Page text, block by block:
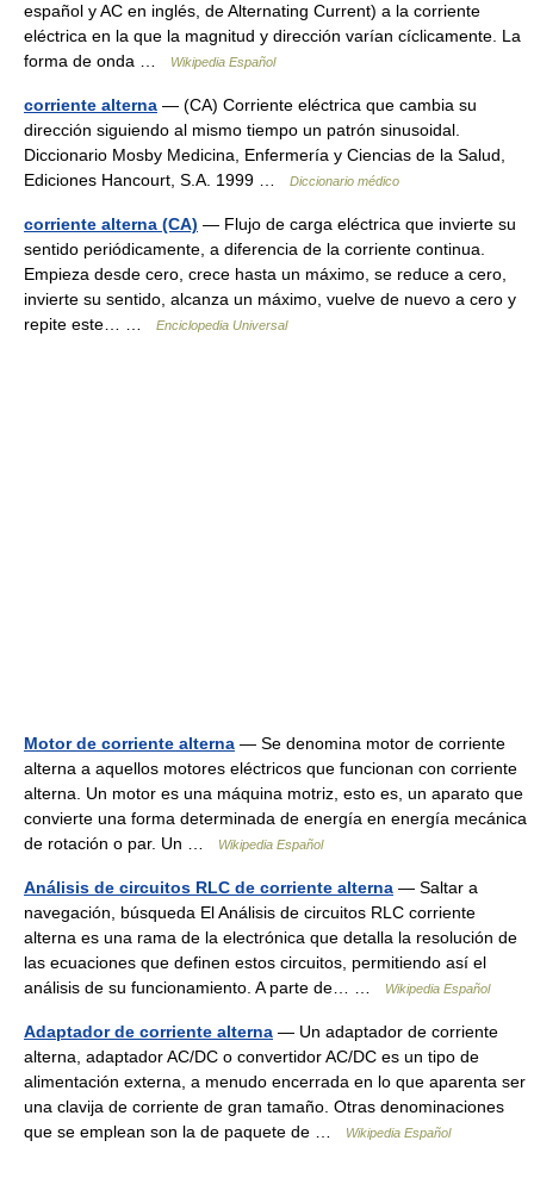
español y AC en inglés, de Alternating Current) a la corriente
eléctrica en la que la magnitud y dirección varían cíclicamente. La
forma de onda …
Wikipedia Español
corriente alterna — (CA) Corriente eléctrica que cambia su
dirección siguiendo al mismo tiempo un patrón sinusoidal.
Diccionario Mosby Medicina, Enfermería y Ciencias de la Salud,
Ediciones Hancourt, S.A. 1999 …
Diccionario médico
corriente alterna (CA) — Flujo de carga eléctrica que invierte su
sentido periódicamente, a diferencia de la corriente continua.
Empieza desde cero, crece hasta un máximo, se reduce a cero,
invierte su sentido, alcanza un máximo, vuelve de nuevo a cero y
repite este… …
Enciclopedia Universal
Motor de corriente alterna — Se denomina motor de corriente
alterna a aquellos motores eléctricos que funcionan con corriente
alterna. Un motor es una máquina motriz, esto es, un aparato que
convierte una forma determinada de energía en energía mecánica
de rotación o par. Un …
Wikipedia Español
Análisis de circuitos RLC de corriente alterna — Saltar a
navegación, búsqueda El Análisis de circuitos RLC corriente
alterna es una rama de la electrónica que detalla la resolución de
las ecuaciones que definen estos circuitos, permitiendo así el
análisis de su funcionamiento. A parte de… …
Wikipedia Español
Adaptador de corriente alterna — Un adaptador de corriente
alterna, adaptador AC/DC o convertidor AC/DC es un tipo de
alimentación externa, a menudo encerrada en lo que aparenta ser
una clavija de corriente de gran tamaño. Otras denominaciones
que se emplean son la de paquete de …
Wikipedia Español